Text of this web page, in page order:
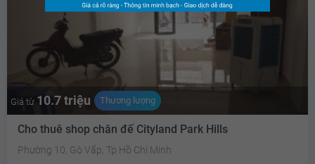
Giá từ 10.7 triệu Thương lượng
Cho thuê shop chân đế Cityland Park Hills
Phường 10, Gò Vấp, Tp Hồ Chí Minh